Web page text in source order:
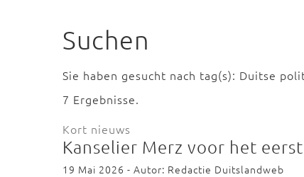
Suchen
Sie haben gesucht nach tag(s): Duitse
7 Ergebnisse.
Kort nieuws
Kanselier Merz voor het
19 Mai 2026 - Autor: Redactie Duitslandweb